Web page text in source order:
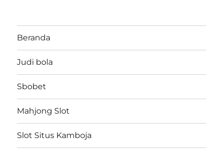
Beranda
Judi bola
Sbobet
Mahjong Slot
Slot Situs Kamboja